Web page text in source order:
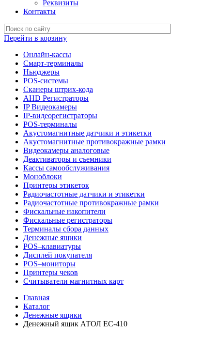
Реквизиты
Контакты
Перейти в корзину
Онлайн-кассы
Смарт-терминалы
Ньюджеры
POS-системы
Сканеры штрих-кода
AHD Регистраторы
IP Видеокамеры
IP-видеорегистраторы
POS-терминалы
Акустомагнитные датчики и этикетки
Акустомагнитные противокражные рамки
Видеокамеры аналоговые
Деактиваторы и съемники
Кассы самообслуживания
Моноблоки
Принтеры этикеток
Радиочастотные датчики и этикетки
Радиочастотные противокражные рамки
Фискальные накопители
Фискальные регистраторы
Терминалы сбора данных
Денежные ящики
POS–клавиатуры
Дисплей покупателя
POS–мониторы
Принтеры чеков
Считыватели магнитных карт
Главная
Каталог
Денежные ящики
Денежный ящик АТОЛ EC-410